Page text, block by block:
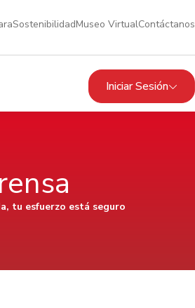
SostenibilidadMuseo VirtualContáctanos
Iniciar Sesión
tu esfuerzo está seguro